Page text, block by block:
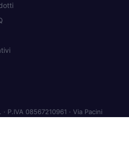
· P.IVA 08567210961 · Via Pacini